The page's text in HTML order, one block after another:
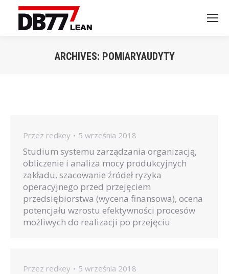
ARCHIVES: POMIARYAUDYTY
Przez redkey 5 września 2018
Studium systemu zarządzania organizacją,
obliczenie i analiza mocy produkcyjnych
zakładu, szacowanie źródeł ryzyka
operacyjnego przed przejęciem
przedsiębiorstwa (wycena finansowa), ocena
potencjału wzrostu efektywności procesów
możliwych do realizacji po przejęciu
Przez redkey 5 września 2018